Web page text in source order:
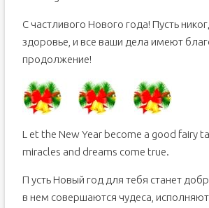
С частливого Нового года! Пусть
здоровье, и все ваши дела имеют
продолжение!
L et the New Year become a good fairy
miracles and dreams come true.
П усть Новый год для тебя станет
в нем совершаются чудеса,